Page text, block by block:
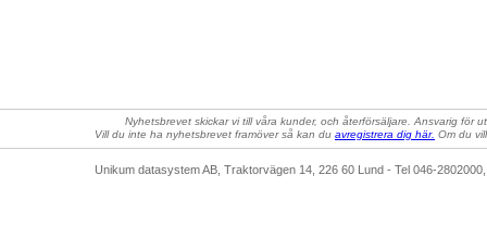
Nyhetsbrevet skickar vi till våra kunder, och återförsäljare. Ansvarig för
Vill du inte ha nyhetsbrevet framöver så kan du avregistrera dig här. Om du
Unikum datasystem AB, Traktorvägen 14, 226 60 Lund - Tel 046-